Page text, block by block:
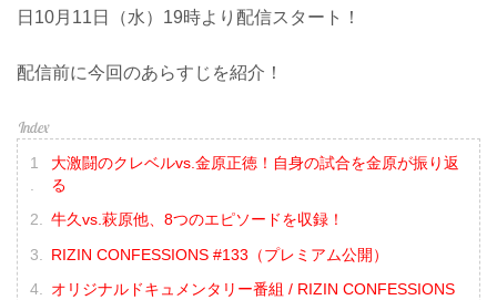
日10月11日（水）19時より配信スタート！
配信前に今回のあらすじを紹介！
大激闘のクレベルvs.金原正徳！自身の試合を金原が振り返
る
牛久vs.萩原他、8つのエピソードを収録！
RIZIN CONFESSIONS #133（プレミアム公開）
オリジナルドキュメンタリー番組 / RIZIN CONFESSIONS